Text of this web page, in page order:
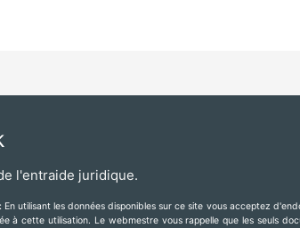
l'entraide juridique.
En utilisant les données disponibles sur ce site vous acceptez
à cette utilisation. Le webmestre vous rappelle que les seuls